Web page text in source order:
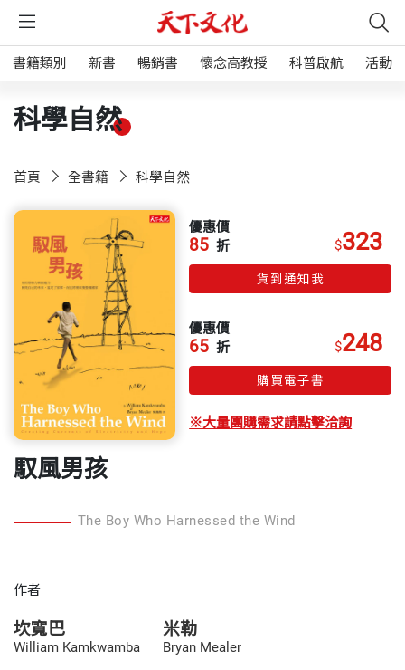
書籍類別 新書 暢銷書 懷念高教授 科普啟航 活動
科學自然
首頁 全書籍 科學自然
優惠價
85 折 $323
貨到通知我
優惠價
65 折 $248
購買電子書
※大量團購需求請點擊洽詢
馭風男孩
The Boy Who Harnessed the Wind
作者
坎寬巴
William Kamkwamba
米勒
Bryan Mealer